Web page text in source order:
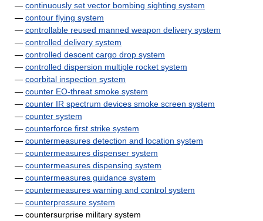
— continuously set vector bombing sighting system
— contour flying system
— controllable reused manned weapon delivery system
— controlled delivery system
— controlled descent cargo drop system
— controlled dispersion multiple rocket system
— coorbital inspection system
— counter EO-threat smoke system
— counter IR spectrum devices smoke screen system
— counter system
— counterforce first strike system
— countermeasures detection and location system
— countermeasures dispenser system
— countermeasures dispensing system
— countermeasures guidance system
— countermeasures warning and control system
— counterpressure system
— countersurprise military system